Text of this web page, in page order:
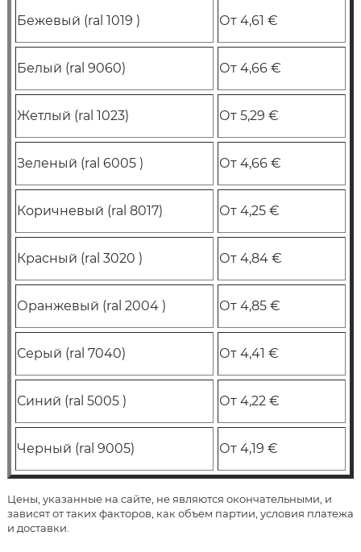
Бежевый (ral 1019 ) От 4,61 €
Белый (ral 9060) От 4,66 €
Жетлый (ral 1023) От 5,29 €
Зеленый (ral 6005 ) От 4,66 €
Коричневый (ral 8017) От 4,25 €
Красный (ral 3020 ) От 4,84 €
Оранжевый (ral 2004 ) От 4,85 €
Серый (ral 7040) От 4,41 €
Синий (ral 5005 ) От 4,22 €
Черный (ral 9005) От 4,19 €
Цены, указанные на сайте, не являются окончательными, и
зависят от таких факторов, как объем партии, условия платежа
и доставки.